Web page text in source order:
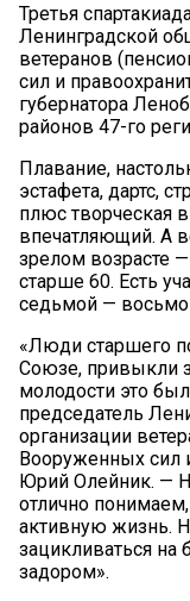
Третья
Ленинградской
ветеранов
сил и
губернатора
районов 47-го
Плавание,
эстафета, дартс,
плюс творческая
впечатляющий. А
зрелом возрасте
старше 60. Есть
седьмой —
«Люди старшего
Союзе, привыкли
молодости это
председатель
организации
Вооруженных сил
Юрий Олейник. —
отлично
активную жизнь.
зацикливаться на
задором».